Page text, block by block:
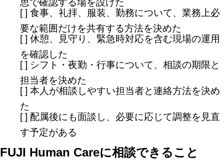
[ ] 食事、礼拝、服装、勤務について、業務上必
要な範囲だけを共有する方法を決めた
[ ] 休憩、見守り、緊急時対応を含む現場の運用
を確認した
[ ] シフト・夜勤・行事について、相談の期限と
担当者を決めた
[ ] 本人が相談しやすい担当者と連絡方法を決め
た
[ ] 配属後にも面談し、必要に応じて調整を見直
す予定がある
FUJI Human Careに相談できること